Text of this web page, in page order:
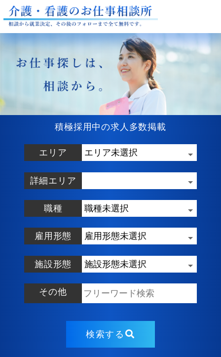
積極採用中の求人多数掲載
エリア
詳細エリア
職種
雇用形態
施設形態
その他
検索する